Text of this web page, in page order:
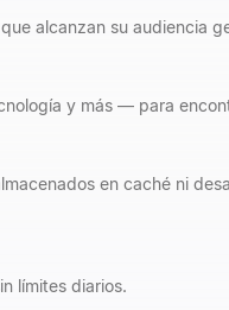
alcanzan su audiencia
y más — para
en caché ni
límites diarios.